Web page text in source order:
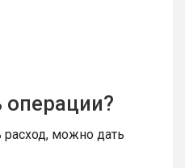
операции?
можно дать